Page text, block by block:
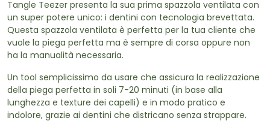
Tangle Teezer presenta la sua prima spazzola ventilata con
un super potere unico: i dentini con tecnologia brevettata.
Questa spazzola ventilata è perfetta per la tua cliente che
vuole la piega perfetta ma è sempre di corsa oppure non
ha la manualità necessaria.
Un tool semplicissimo da usare che assicura la realizzazione
della piega perfetta in soli 7-20 minuti (in base alla
lunghezza e texture dei capelli) e in modo pratico e
indolore, grazie ai dentini che districano senza strappare.